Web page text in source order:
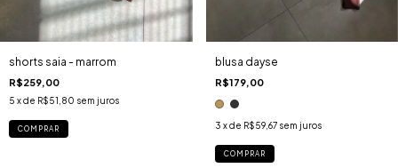
shorts saia - marrom
R$259,00
5 x de R$51,80 sem juros
COMPRAR
blusa dayse
R$179,00
3 x de R$59,67 sem juros
COMPRAR